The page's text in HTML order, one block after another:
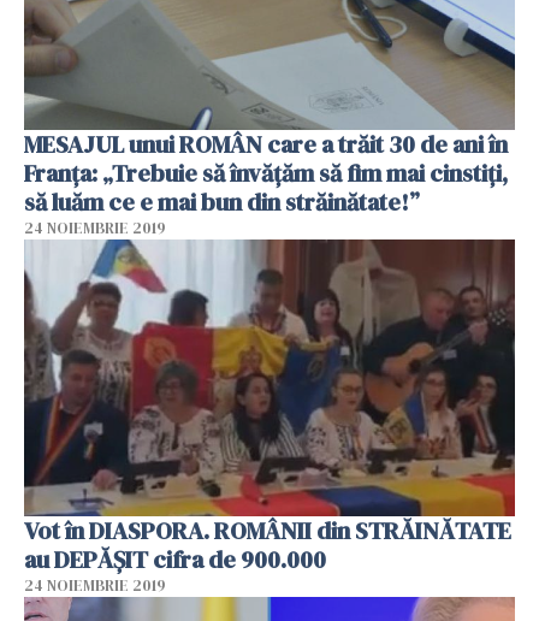
MESAJUL unui ROMÂN care a trăit 30 de ani în
Franța: „Trebuie să învățăm să fim mai cinstiți,
să luăm ce e mai bun din străinătate!”
24 NOIEMBRIE 2019
Vot în DIASPORA. ROMÂNII din STRĂINĂTATE
au DEPĂȘIT cifra de 900.000
24 NOIEMBRIE 2019